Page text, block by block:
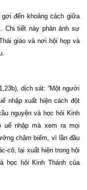
đến khoảng cách giữa
Chi tiết này phản ảnh sự
giáo và nơi hội họp và
dịch sát: “Một người
nhập xuất hiện cách đột
nguyện và học hỏi Kinh
uế nhập mà xem ra mọi
châm biếm, vì lần đầu
cô, lại xuất hiện trong hội
học hỏi Kinh Thánh của